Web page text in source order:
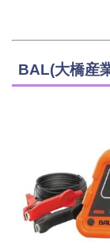
BAL(大橋産